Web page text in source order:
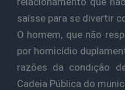
saísse para se divertir
O homem, que não
por homicídio
razões da condição
Cadeia Pública do